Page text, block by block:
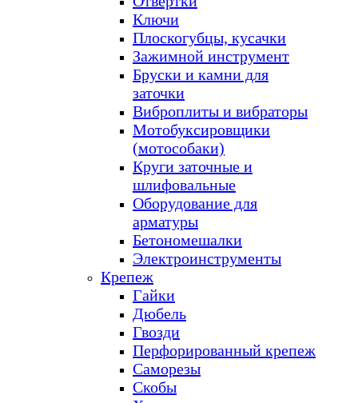
Ключи
Плоскогубцы, кусачки
Зажимной инструмент
Бруски и камни для
заточки
Виброплиты и вибраторы
Мотобуксировщики
(мотособаки)
Круги заточные и
шлифовальные
Оборудование для
арматуры
Бетономешалки
Электроинструменты
Крепеж
Гайки
Дюбель
Гвозди
Перфорированный крепеж
Саморезы
Скобы